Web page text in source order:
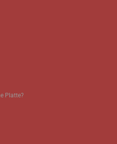
Platte?